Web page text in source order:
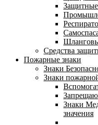
Средства
Пожарные знаки
Знаки
Знаки
Знаки
значения